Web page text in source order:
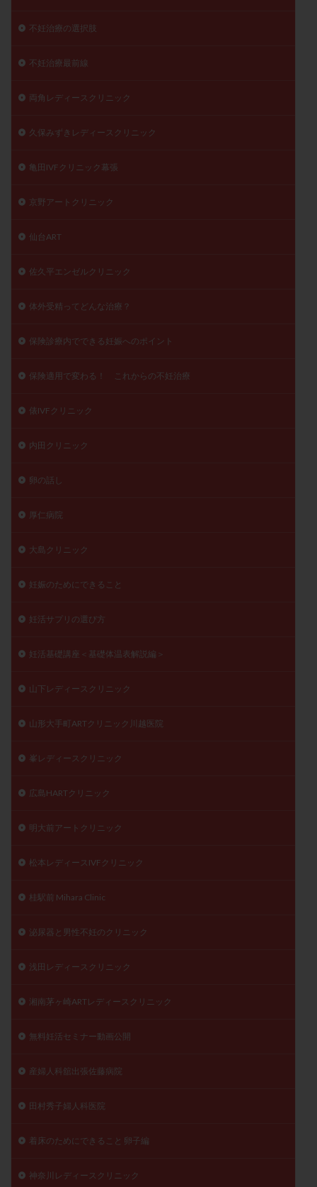
不妊治療の選択肢
不妊治療最前線
両角レディースクリニック
久保みずきレディースクリニック
亀田IVFクリニック幕張
京野アートクリニック
仙台ART
佐久平エンゼルクリニック
体外受精ってどんな治療？
保険診療内でできる妊娠へのポイント
保険適用で変わる！ これからの不妊治療
俵IVFクリニック
内田クリニック
卵の話し
厚仁病院
大島クリニック
妊娠のためにできること
妊活サプリの選び方
妊活基礎講座＜基礎体温表解説編＞
山下レディースクリニック
山形大手町ARTクリニック川越医院
峯レディースクリニック
広島HARTクリニック
明大前アートクリニック
松本レディースIVFクリニック
桂駅前 Mihara Clinic
泌尿器と男性不妊のクリニック
浅田レディースクリニック
湘南茅ヶ崎ARTレディースクリニック
無料妊活セミナー動画公開
産婦人科舘出張佐藤病院
田村秀子婦人科医院
着床のためにできること 卵子編
神奈川レディースクリニック